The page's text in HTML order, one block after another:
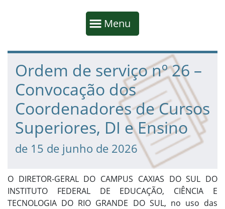
Mostrar
Menu
Fim da navegação
Início do conteúdo
Ordem de serviço nº 26 –
Convocação dos
Coordenadores de Cursos
Superiores, DI e Ensino
de 15 de junho de 2026
O DIRETOR-GERAL DO CAMPUS CAXIAS DO SUL DO
INSTITUTO FEDERAL DE EDUCAÇÃO, CIÊNCIA E
TECNOLOGIA DO RIO GRANDE DO SUL, no uso das